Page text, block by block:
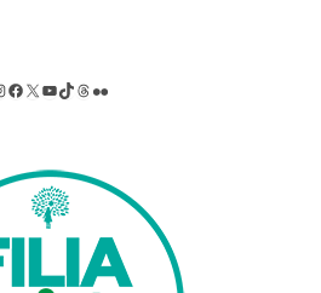
Facebook
X Youtube
TikTok
Threads
Flickr